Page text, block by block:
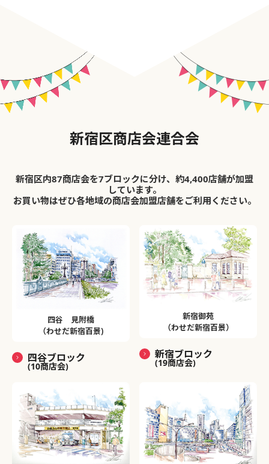
新宿区商店会連合会
新宿区内87商店会を7ブロックに分け、約4,400店舗が加盟
しています。
お買い物はぜひ各地域の商店会加盟店舗をご利用ください。
四谷 見附橋
（わせだ新宿百景)
四谷ブロック
(10商店会)
新宿御苑
（わせだ新宿百景）
新宿ブロック
(19商店会)